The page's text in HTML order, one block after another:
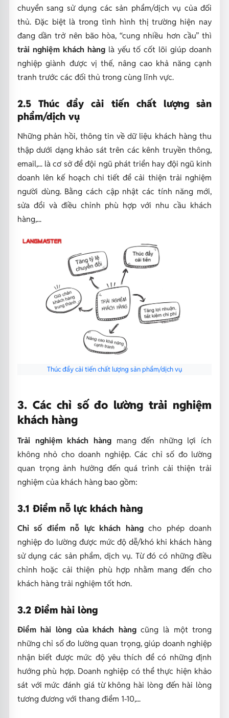
chuyển sang sử dụng các sản phẩm/dịch vụ của đối
thủ. Đặc biệt là trong tình hình thị trường hiện nay
đang dần trở nên bão hòa, “cung nhiều hơn cầu” thì
trải nghiệm khách hànglà yếu tố cốt lõi giúp doanh
nghiệp giành được vị thế, nâng cao khả năng cạnh
tranh trước các đối thủ trong cùng lĩnh vực.
2.5 Thúc đẩy cải tiến chất lượng sản
phẩm/dịch vụ
Những phản hồi, thông tin về dữ liệu khách hàng thu
thập dưới dạng khảo sát trên các kênh truyền thông,
email,... là cơ sở để đội ngũ phát triển hay đội ngũ kinh
doanh lên kế hoạch chi tiết để cải thiện trải nghiệm
người dùng. Bằng cách cập nhật các tính năng mới,
sửa đổi và điều chỉnh phù hợp với nhu cầu khách
hàng,...
Thúc đẩy cải tiến chất lượng sản phẩm/dịch vụ
3. Các chỉ số đo lường trải nghiệm
khách hàng
Trải nghiệm khách hàngmang đến những lợi ích
không nhỏ cho doanh nghiệp. Các chỉ số đo lường
quan trọng ảnh hưởng đến quá trình cải thiện trải
nghiệm của khách hàng bao gồm:
3.1 Điểm nỗ lực khách hàng
Chỉ số điểm nỗ lực khách hàngcho phép doanh
nghiệp đo lường được mức độ dễ/khó khi khách hàng
sử dụng các sản phẩm, dịch vụ. Từ đó có những điều
chỉnh hoặc cải thiện phù hợp nhằm mang đến cho
khách hàng trải nghiệm tốt hơn.
3.2 Điểm hài lòng
Điểm hài lòng của khách hàngcũng là một trong
những chỉ số đo lường quan trọng, giúp doanh nghiệp
nhận biết được mức độ yêu thích để có những định
hướng phù hợp. Doanh nghiệp có thể thực hiện khảo
sát với mức đánh giá từ không hài lòng đến hài lòng
tương đương với thang điểm 1-10,...